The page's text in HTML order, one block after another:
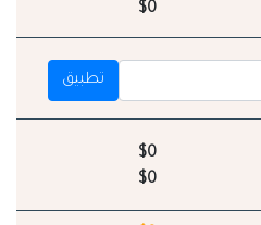
$0
تطبيق
$0
$0